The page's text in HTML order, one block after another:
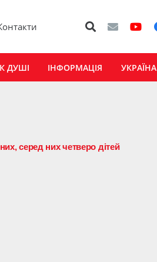
ДУШІ ІНФОРМАЦІЯ УКРАЇНА
серед них четверо дітей